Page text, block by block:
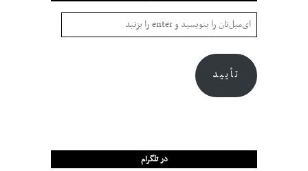
تأیید
در تلگرام